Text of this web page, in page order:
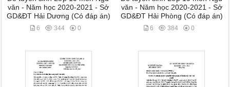
văn - Năm học 2020-2021 - Sở
GD&ĐT Hải Dương (Có đáp án)
6 344 0
văn - Năm học 2020-2021 - Sở
GD&ĐT Hải Phòng (Có đáp án)
6 384 0